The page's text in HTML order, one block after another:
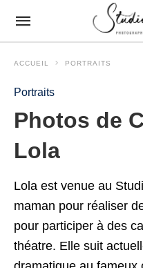
ACCUEIL PORTRAITS
Portraits
Photos de
Lola
Lola est venue au
maman pour réaliser
pour participer à des
théatre. Elle suit